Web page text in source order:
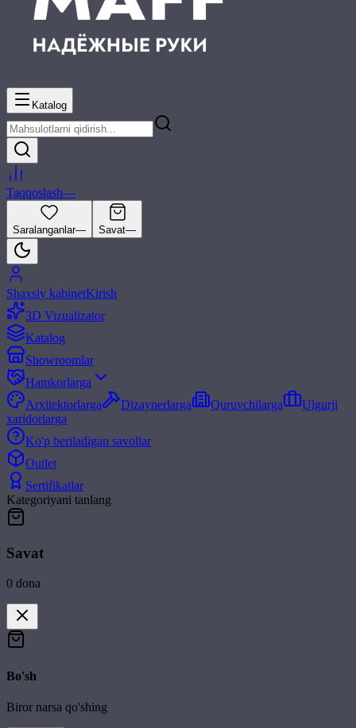
Katalog
Taqqoslash—
Saralanganlar— Savat—
Shaxsiy kabinetKirish
3D Vizualizator
Katalog
Showroomlar
Hamkorlarga
Arxitektorlarga
Dizaynerlarga Quruvchilarga
Ulgurji
xaridorlarga
Ko'p beriladigan savollar
Outlet
Sertifikatlar
Kategoriyani tanlang
Savat
0 dona
Bo'sh
Biror narsa qo'shing